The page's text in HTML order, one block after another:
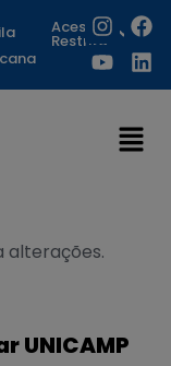
Acesso
Restrito
alterações.
UNICAMP